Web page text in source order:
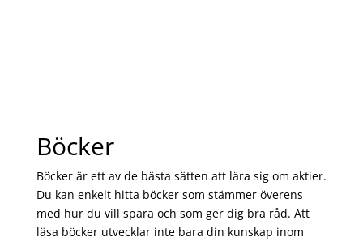
Böcker
Böcker är ett av de bästa sätten att lära sig om aktier.
Du kan enkelt hitta böcker som stämmer överens
med hur du vill spara och som ger dig bra råd. Att
läsa böcker utvecklar inte bara din kunskap inom